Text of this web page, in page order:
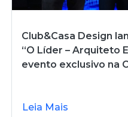
Club&Casa Design
“O Líder – Arquiteto
evento exclusivo na
Leia Mais